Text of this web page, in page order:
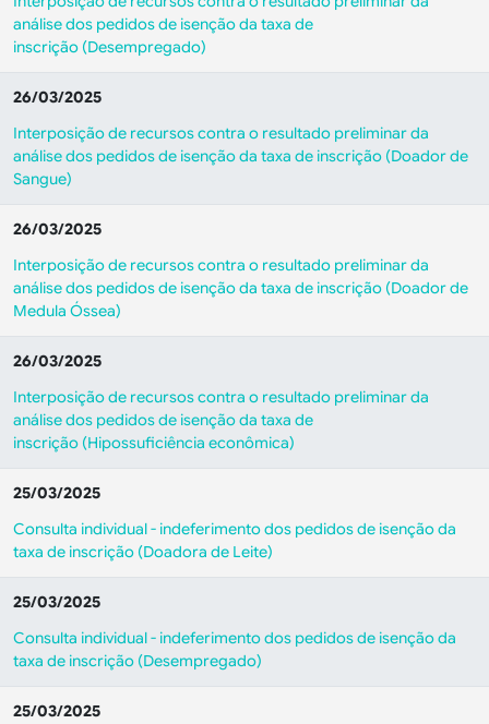
análise dos pedidos de isenção da taxa de
inscrição (Desempregado)
26/03/2025
Interposição de recursos contra o resultado preliminar da
análise dos pedidos de isenção da taxa de inscrição (Doador de
Sangue)
26/03/2025
Interposição de recursos contra o resultado preliminar da
análise dos pedidos de isenção da taxa de inscrição (Doador de
Medula Óssea)
26/03/2025
Interposição de recursos contra o resultado preliminar da
análise dos pedidos de isenção da taxa de
inscrição (Hipossuficiência econômica)
25/03/2025
Consulta individual - indeferimento dos pedidos de isenção da
taxa de inscrição (Doadora de Leite)
25/03/2025
Consulta individual - indeferimento dos pedidos de isenção da
taxa de inscrição (Desempregado)
25/03/2025